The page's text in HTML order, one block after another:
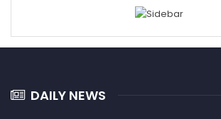
DAILY NEWS